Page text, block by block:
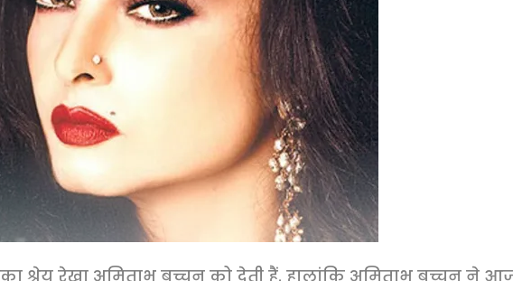
श्रेय रेखा अमिताभ बच्चन को देती हैं. हालांकि अमिताभ बच्चन ने